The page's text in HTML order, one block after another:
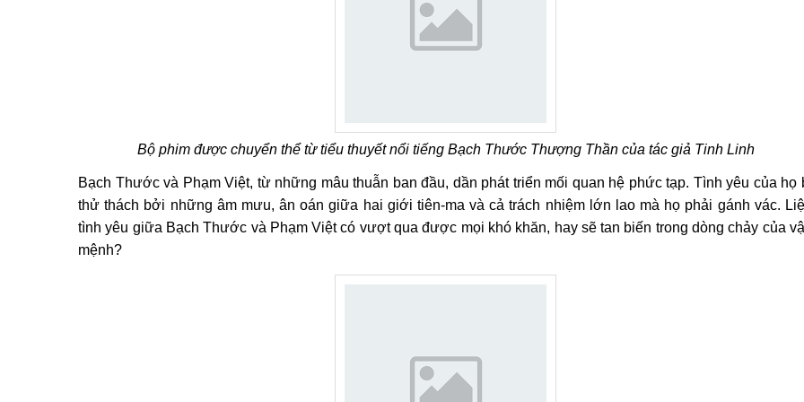
Bộ phim được chuyển thể từ tiểu thuyết nổi tiếng Bạch Thước Thượng Thần của tác giả Tinh Linh
Bạch Thước và Phạm Việt, từ những mâu thuẫn ban đầu, dần phát triển mối quan hệ phức tạp. Tình yêu của họ
thử thách bởi những âm mưu, ân oán giữa hai giới tiên-ma và cả trách nhiệm lớn lao mà họ phải gánh vác.
tình yêu giữa Bạch Thước và Phạm Việt có vượt qua được mọi khó khăn, hay sẽ tan biến trong dòng chảy của
mệnh?